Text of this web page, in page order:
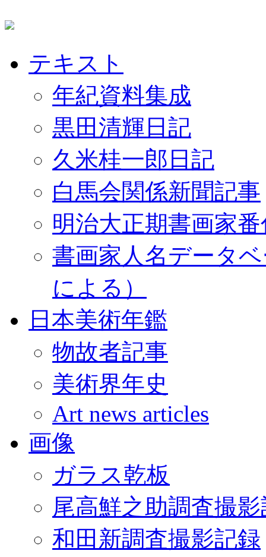
テキスト
年紀資料集成
黒田清輝日記
久米桂一郎日記
白馬会関係新聞記事
明治大正期書画家
書画家人名データ
による）
日本美術年鑑
物故者記事
美術界年史
Art news articles
画像
ガラス乾板
尾高鮮之助調査撮
和田新調査撮影記録